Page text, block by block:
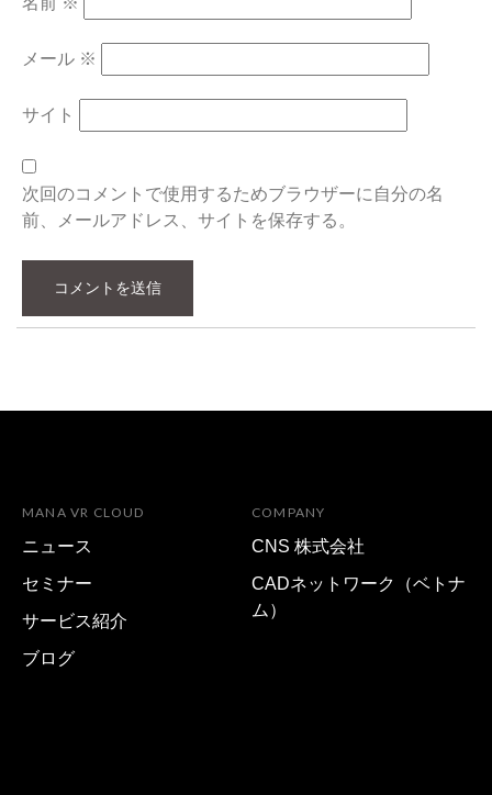
メール ※
サイト
次回のコメントで使用するためブラウザーに自分の名
前、メールアドレス、サイトを保存する。
MANA VR CLOUD
ニュース
セミナー
サービス紹介
ブログ
COMPANY
CNS 株式会社
CADネットワーク（ベトナ
ム）